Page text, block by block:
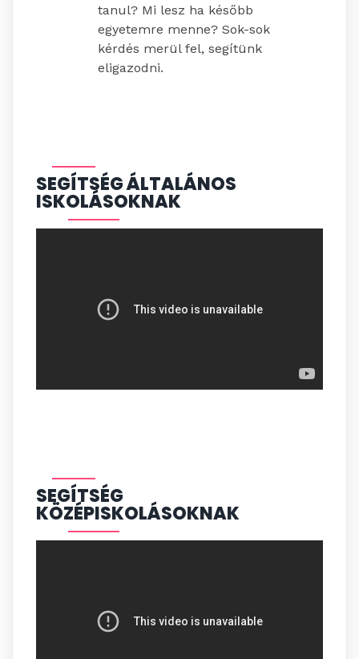
tanul? Mi lesz ha később
egyetemre menne? Sok-sok
kérdés merül fel, segítünk
eligazodni.
SEGÍTSÉG ÁLTALÁNOS
ISKOLÁSOKNAK
SEGÍTSÉG
KÖZÉPISKOLÁSOKNAK